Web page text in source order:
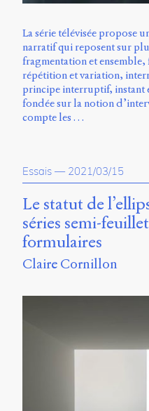
La série télévisée propose
narratif qui reposent sur
fragmentation et
répétition et variation,
principe interruptif, instant
fondée sur la notion
compte les …
Essais — 2021/03/15
Le statut de
séries semi-
formulaires
Claire Cornillon